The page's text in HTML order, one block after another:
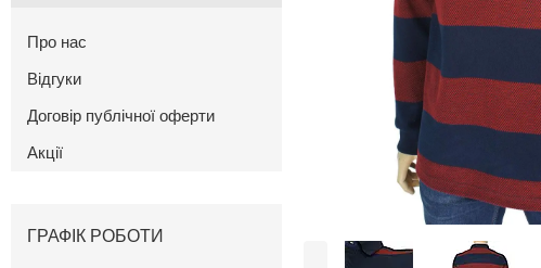
Про нас
Відгуки
Договір публічної оферти
Акції
ГРАФІК РОБОТИ